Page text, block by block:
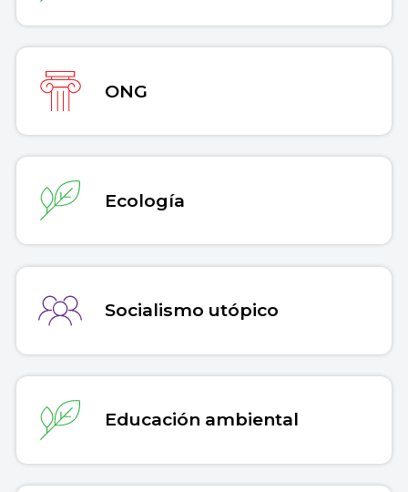
ONG
Ecología
Socialismo utópico
Educación ambiental